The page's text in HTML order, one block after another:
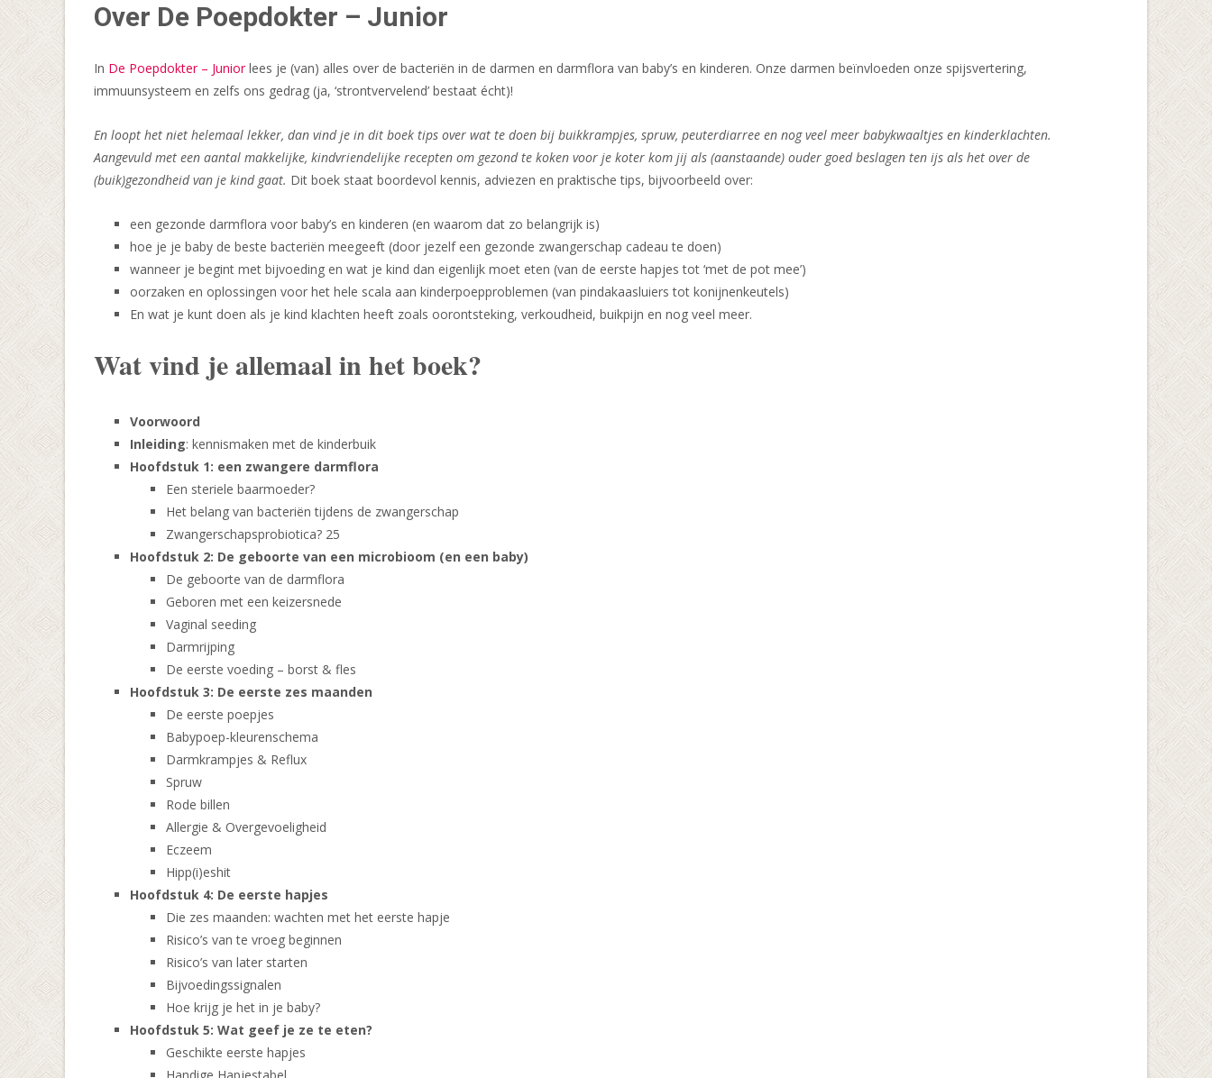
Over De Poepdokter – Junior
In De Poepdokter – Juniorlees je (van) alles over de bacteriën in de darmen en darmflora van baby’s en kinderen. Onze darmen beïnvloeden onze spijsvertering,
immuunsysteem en zelfs ons gedrag (ja, ‘strontvervelend’ bestaat écht)!
En loopt het niet helemaal lekker, dan vind je in dit boek tips over wat te doen bij buikkrampjes, spruw, peuterdiarree en nog veel meer babykwaaltjes en kinderklachten.
Aangevuld met een aantal makkelijke, kindvriendelijke recepten om gezond te koken voor je koter kom jij als (aanstaande) ouder goed beslagen ten ijs als het over de
(buik)gezondheid van je kind gaat. Dit boek staat boordevol kennis, adviezen en praktische tips, bijvoorbeeld over:
een gezonde darmflora voor baby’s en kinderen (en waarom dat zo belangrijk is)
hoe je je baby de beste bacteriën meegeeft (door jezelf een gezonde zwangerschap cadeau te doen)
wanneer je begint met bijvoeding en wat je kind dan eigenlijk moet eten (van de eerste hapjes tot ‘met de pot mee’)
oorzaken en oplossingen voor het hele scala aan kinderpoepproblemen (van pindakaasluiers tot konijnenkeutels)
En wat je kunt doen als je kind klachten heeft zoals oorontsteking, verkoudheid, buikpijn en nog veel meer.
Wat vind je allemaal in het boek?
Voorwoord
Inleiding: kennismaken met de kinderbuik
Hoofdstuk 1: een zwangere darmflora
Een steriele baarmoeder?
Het belang van bacteriën tijdens de zwangerschap
Zwangerschapsprobiotica? 25
Hoofdstuk 2: De geboorte van een microbioom (en een baby)
De geboorte van de darmflora
Geboren met een keizersnede
Vaginal seeding
Darmrijping
De eerste voeding – borst & fles
Hoofdstuk 3: De eerste zes maanden
De eerste poepjes
Babypoep-kleurenschema
Darmkrampjes & Reflux
Spruw
Rode billen
Allergie & Overgevoeligheid
Eczeem
Hipp(i)eshit
Hoofdstuk 4: De eerste hapjes
Die zes maanden: wachten met het eerste hapje
Risico’s van te vroeg beginnen
Risico’s van later starten
Bijvoedingssignalen
Hoe krijg je het in je baby?
Hoofdstuk 5: Wat geef je ze te eten?
Geschikte eerste hapjes